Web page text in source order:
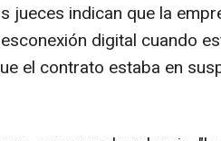
jueces indican que la
digital cuando
el contrato estaba en